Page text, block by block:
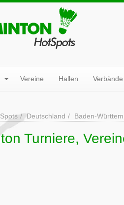
Vereine Hallen Verbände
Deutschland Baden-
Turniere,